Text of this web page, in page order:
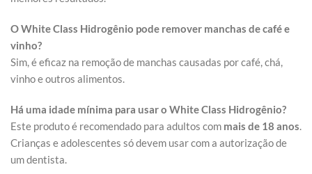
O White Class Hidrogênio pode remover manchas de café e
vinho?
Sim, é eficaz na remoção de manchas causadas por café, chá,
vinho e outros alimentos.
Há uma idade mínima para usar o White Class Hidrogênio?
Este produto é recomendado para adultos com mais de 18 anos.
Crianças e adolescentes só devem usar com a autorização de
um dentista.